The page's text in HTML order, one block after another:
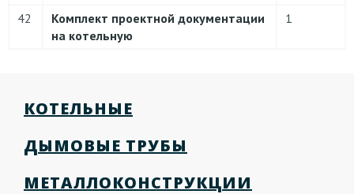
42
Комплект проектной документации
на котельную
1
КОТЕЛЬНЫЕ
ДЫМОВЫЕ ТРУБЫ
МЕТАЛЛОКОНСТРУКЦИИ